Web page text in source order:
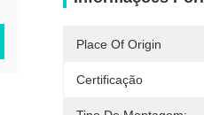
Place Of Origin
Certificação